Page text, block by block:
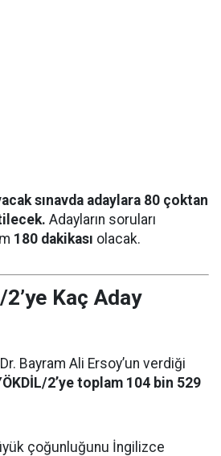
sınavda adaylara 80 çoktan
Adayların soruları
180 dakikası olacak.
Kaç Aday
Bayram Ali Ersoy’un verdiği
2’ye toplam 104 bin 529
çoğunluğunu İngilizce